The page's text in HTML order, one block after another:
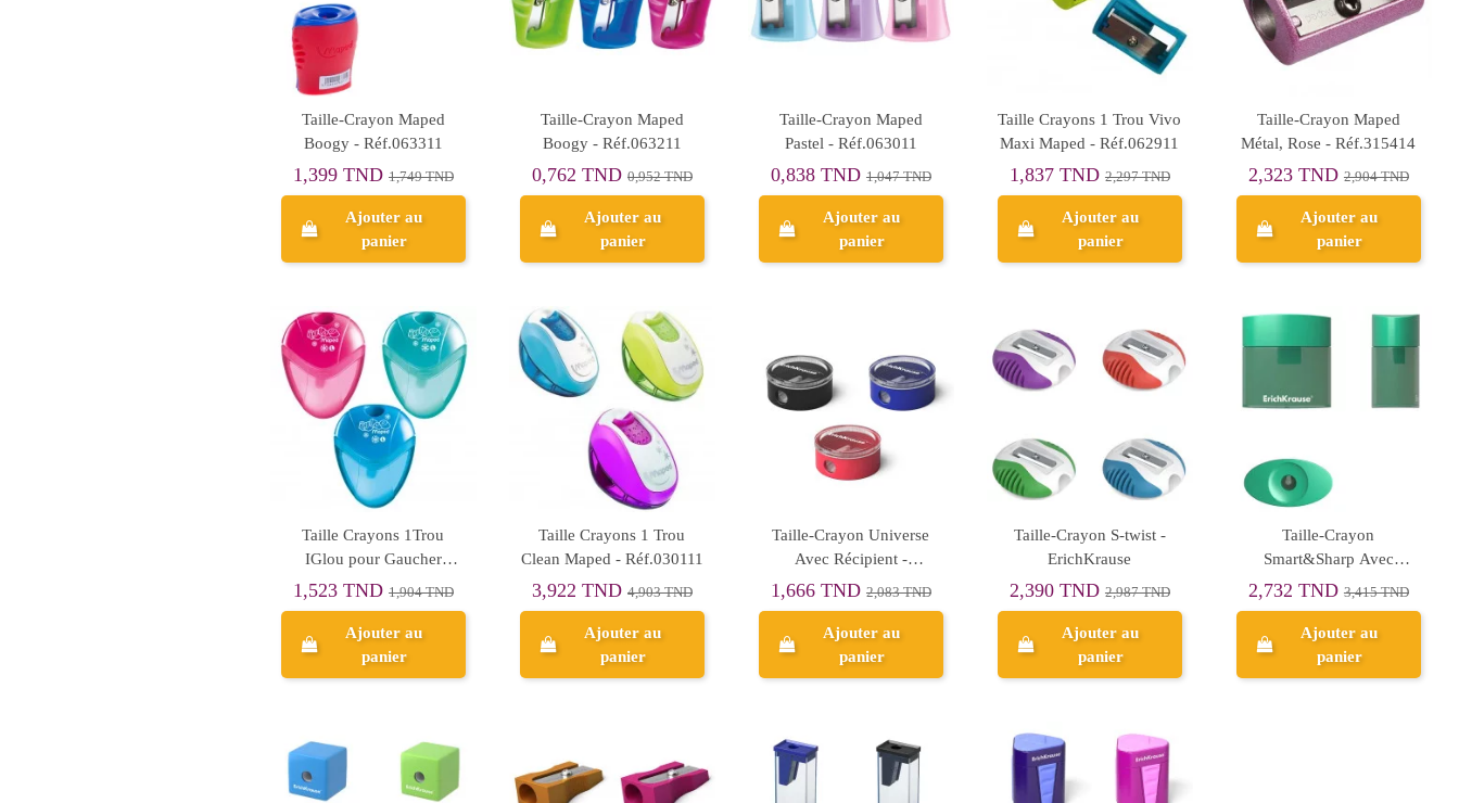
Taille-Crayon Maped
Boogy - Réf.063311
1,399 TND 1,749 TND
Ajouter au
panier
Taille-Crayon Maped
Boogy - Réf.063211
0,762 TND 0,952 TND
Ajouter au
panier
Taille-Crayon Maped
Pastel - Réf.063011
0,838 TND 1,047 TND
Ajouter au
panier
Taille Crayons 1 Trou Vivo
Maxi Maped - Réf.062911
1,837 TND 2,297 TND
Ajouter au
panier
Taille-Crayon Maped
Métal, Rose - Réf.315414
2,323 TND 2,904 TND
Ajouter au
panier
Taille Crayons 1Trou
IGlou pour Gaucher
Maped - Réf.032211
1,523 TND 1,904 TND
Ajouter au
panier
Taille Crayons 1 Trou
Clean Maped - Réf.030111
3,922 TND 4,903 TND
Ajouter au
panier
Taille-Crayon Universe
Avec Récipient -
ErichKrause
1,666 TND 2,083 TND
Ajouter au
panier
Taille-Crayon S-twist -
ErichKrause
2,390 TND 2,987 TND
Ajouter au
panier
Taille-Crayon
Smart&Sharp Avec
Récipient - ErichKrause
2,732 TND 3,415 TND
Ajouter au
panier